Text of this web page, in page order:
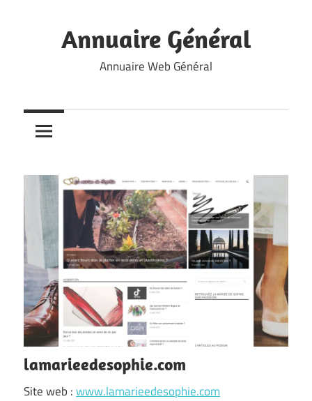
Annuaire Général
Annuaire Web Général
lamarieedesophie.com
Site web :www.lamarieedesophie.com